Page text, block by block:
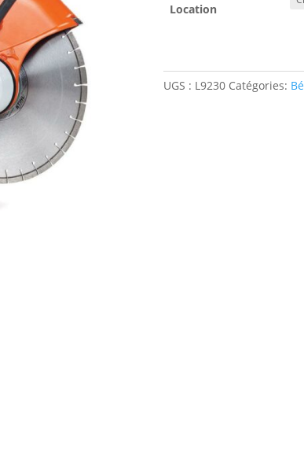
Location
UGS : L9230 Catégories: